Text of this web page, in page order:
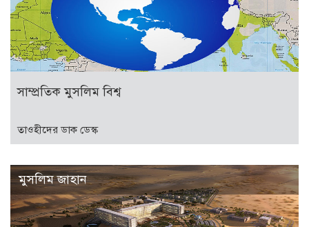
সাম্প্রতিক মুসলিম বিশ্ব
তাওহীদের ডাক ডেস্ক
মুসলিম জাহান